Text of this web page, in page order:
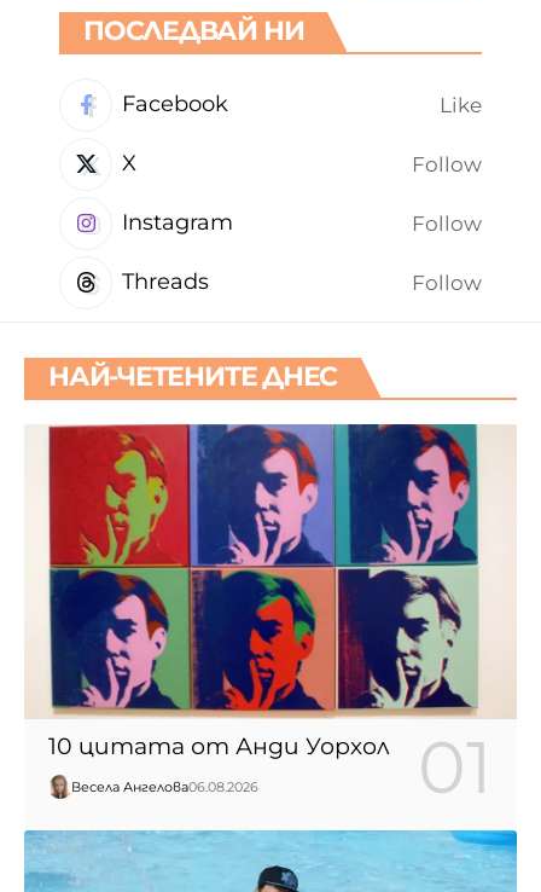
ПОСЛЕДВАЙ НИ
Facebook Like
X Follow
Instagram Follow
Threads Follow
НАЙ-ЧЕТЕНИТЕ ДНЕС
10 цитата от Анди Уорхол
Весела Ангелова06.08.2026